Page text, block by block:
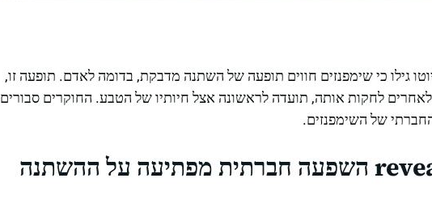
גילו כי שימפנזים חווים תופעה של השתנה מדבקת, בדומה לאדם. תופעה זו,
לחקות אותה, תועדה לראשונה אצל חיותיו של הטבע. החוקרים סבורים
של השימפנזים.